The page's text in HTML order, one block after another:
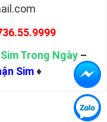
Trong Ngày –
Sim♦